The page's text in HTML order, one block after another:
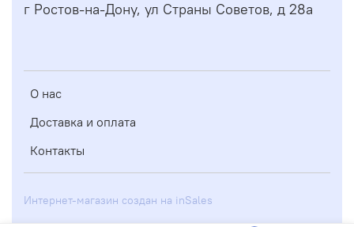
О нас
Доставка и оплата
Контакты
г Ростов-на-Дону, ул Страны Советов, д 28а
Интернет-магазин создан на inSales